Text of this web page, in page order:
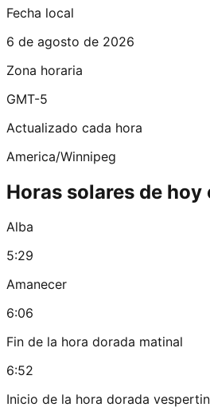
Fecha local
6 de agosto de 2026
Zona horaria
GMT-5
Actualizado cada hora
America/Winnipeg
Horas solares de hoy
Alba
5:29
Amanecer
6:06
Fin de la hora dorada matinal
6:52
Inicio de la hora dorada